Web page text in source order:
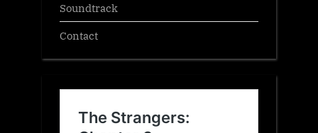
Soundtrack
Contact